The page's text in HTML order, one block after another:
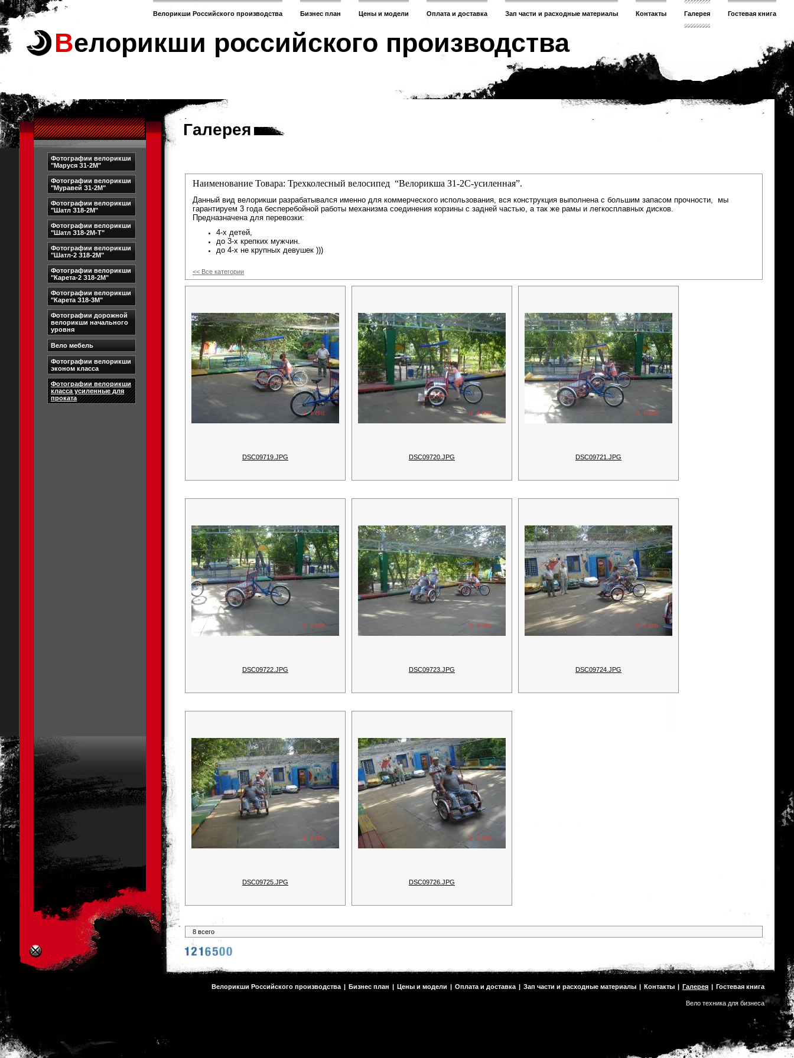
Велорикши Российского производства Бизнес план Цены и модели Оплата и доставка Зап части и расходные материалы Контакты Галерея Гостевая книга
Велорикши российского производства
Фотографии велорикши
"Маруся З1-2М"
Фотографии велорикши
"Муравей З1-2М"
Фотографии велорикши
"Шатл З18-2М"
Фотографии велорикши
"Шатл З18-2М-Т"
Фотографии велорикши
"Шатл-2 З18-2М"
Фотографии велорикши
"Карета-2 З18-2М"
Фотографии велорикши
"Карета З18-3М"
Фотографии дорожной
велорикши начального
уровня
Вело мебель
Фотографии велорикши
эконом класса
Фотографии велорикши
класса усиленные для
проката
Галерея
Наименование Товара: Трехколесный велосипед “Велорикша З1-2С-усиленная”.
Данный вид велорикши разрабатывался именно для коммерческого использования, вся конструкция выполнена с большим запасом прочности, мы
гарантируем 3 года бесперебойной работы механизма соединения корзины с задней частью, а так же рамы и легкосплавных дисков.
Предназначена для перевозки:
4-х детей,
до 3-х крепких мужчин.
до 4-х не крупных девушек )))
<< Все категории
DSC09719.JPG DSC09720.JPG DSC09721.JPG
DSC09722.JPG DSC09723.JPG DSC09724.JPG
DSC09725.JPG DSC09726.JPG
8 всего
Велорикши Российского производства | Бизнес план | Цены и модели | Оплата и доставка | Зап части и расходные материалы | Контакты | Галерея | Гостевая книга
Вело техника для бизнеса